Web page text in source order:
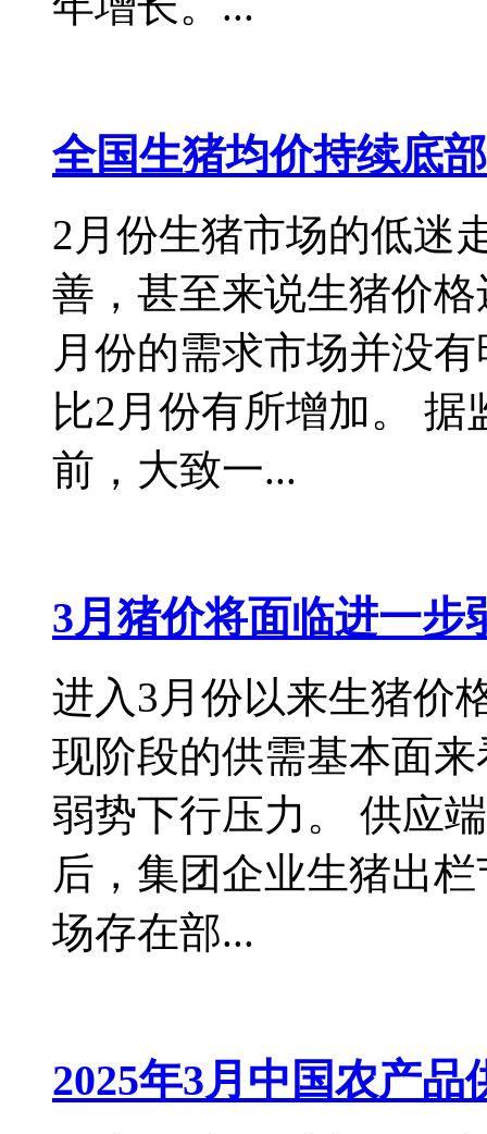
全国生猪均价持续底
2月份生猪市场的低迷
善，甚至来说生猪价
月份的需求市场并没
比2月份有所增加。
前，大致一...
3月猪价将面临进一步
进入3月份以来生猪价
现阶段的供需基本面
弱势下行压力。 供应
后，集团企业生猪出
场存在部...
2025年3月中国农产品